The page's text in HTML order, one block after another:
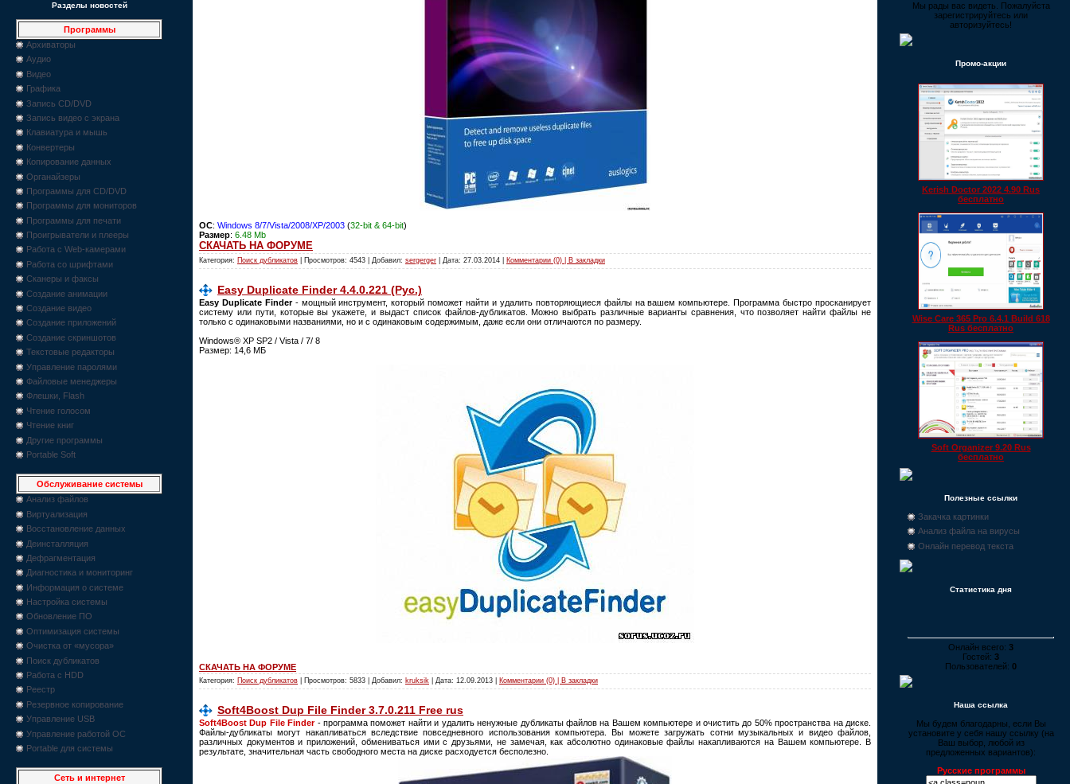
Разделы новостей
Программы
Архиваторы
Аудио
Видео
Графика
Запись CD/DVD
Запись видео с экрана
Клавиатура и мышь
Конвертеры
Копирование данных
Органайзеры
Программы для CD/DVD
Программы для мониторов
Программы для печати
Проигрыватели и плееры
Работа с Web-камерами
Работа со шрифтами
Сканеры и факсы
Создание анимации
Создание видео
Создание приложений
Создание скриншотов
Текстовые редакторы
Управление паролями
Файловые менеджеры
Флешки, Flash
Чтение голосом
Чтение книг
Другие программы
Portable Soft
Обслуживание системы
Анализ файлов
Виртуализация
Восстановление данных
Деинсталляция
Дефрагментация
Диагностика и мониторинг
Информация о системе
Настройка системы
Обновление ПО
Оптимизация системы
Очистка от «мусора»
Поиск дубликатов
Работа с HDD
Реестр
Резервное копирование
Управление USB
Управление работой ОС
Portable для системы
Сеть и интернет
OC: Windows 8/7/Vista/2008/XP/2003 (32-bit & 64-bit)
Размер: 6.48 Mb
СКАЧАТЬ НА ФОРУМЕ
Категория: Поиск дубликатов | Просмотров: 4543 | Добавил: sergerger | Дата: 27.03.2014 Комментарии (0) | В закладки
Easy Duplicate Finder 4.4.0.221 (Рус.)
Easy Duplicate Finder- мощный инструмент, который поможет найти и удалить повторяющиеся файлы на вашем компьютере. Программа быстро просканирует
систему или пути, которые вы укажете, и выдаст список файлов-дубликатов. Можно выбрать различные варианты сравнения, что позволяет найти файлы не
только с одинаковыми названиями, но и с одинаковым содержимым, даже если они отличаются по размеру.
Windows® XP SP2 / Vista / 7/ 8
Размер: 14,6 МБ
СКАЧАТЬ НА ФОРУМЕ
Категория: Поиск дубликатов | Просмотров: 5833 | Добавил: kruksik | Дата: 12.09.2013 Комментарии (0) | В закладки
Soft4Boost Dup File Finder 3.7.0.211 Free rus
Soft4Boost Dup File Finder- программа поможет найти и удалить ненужные дубликаты файлов на Вашем компьютере и очистить до 50% пространства на диске.
Файлы-дубликаты могут накапливаться вследствие повседневного использования компьютера. Вы можете загружать сотни музыкальных и видео файлов,
различных документов и приложений, обмениваться ими с друзьями, не замечая, как абсолютно одинаковые файлы накапливаются на Вашем компьютере. В
результате, значительная часть свободного места на диске расходуется бесполезно.
Мы рады вас видеть. Пожалуйста
зарегистрируйтесь или
авторизуйтесь!
Промо-акции
Kerish Doctor 2022 4.90 Rus
бесплатно
Wise Care 365 Pro 6.4.1 Build 618
Rus бесплатно
Soft Organizer 9.20 Rus
бесплатно
Полезные ссылки
Закачка картинки
Анализ файла на вирусы
Онлайн перевод текста
Статистика дня
Онлайн всего: 3
Гостей: 3
Пользователей: 0
Наша ссылка
Мы будем благодарны, если Вы
установите у себя нашу ссылку (на
Ваш выбор, любой из
предложенных вариантов):
Русские программы